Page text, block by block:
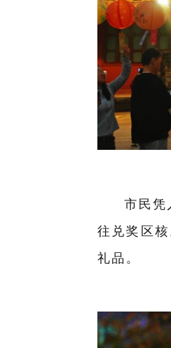
市民凭
往兑奖区
礼品。